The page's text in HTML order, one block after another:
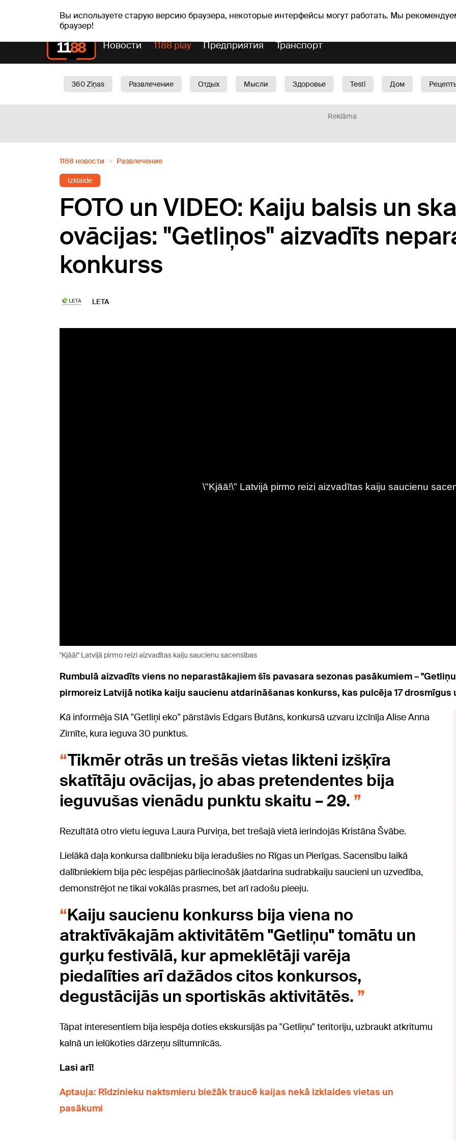
Вы используете старую версию браузера, некоторые интерфейсы могут работать. Мы
браузер!
чт, 06.08.2026. +24°C Aisma, Askolds Прогноз погоды Гороскопы
Новости 1188 play Предприятия Транспорт
360 Ziņas Развлечение Отдых Мысли Здоровье Testi Дом
Reklāma
1188 новости Развлечение
Izklaide
FOTO un VIDEO: Kaiju balsis un
ovācijas: "Getliņos" aizvadīts
konkurss
LETA
"Kjāā!" Latvijā pirmo reizi aizvadītas kaiju saucienu sacensības
Rumbulā aizvadīts viens no neparastākajiem šīs pavasara sezonas pasākumiem –
pirmoreiz Latvijā notika kaiju saucienu atdarināšanas konkurss, kas pulcēja 17
Kā informēja SIA "Getliņi eko" pārstāvis Edgars Butāns, konkursā uzvaru izcīnīja Alise Anna
Zirnīte, kura ieguva 30 punktus.
Tikmēr otrās un trešās vietas likteni izšķīra
skatītāju ovācijas, jo abas pretendentes bija
ieguvušas vienādu punktu skaitu – 29.
Rezultātā otro vietu ieguva Laura Purviņa, bet trešajā vietā ierindojās Kristāna Švābe.
Lielākā daļa konkursa dalībnieku bija ieradušies no Rīgas un Pierīgas. Sacensību laikā
dalībniekiem bija pēc iespējas pārliecinošāk jāatdarina sudrabkaiju saucieni un uzvedība,
demonstrējot ne tikai vokālās prasmes, bet arī radošu pieeju.
Kaiju saucienu konkurss bija viena no
atraktīvākajām aktivitātēm "Getliņu" tomātu un
gurķu festivālā, kur apmeklētāji varēja
piedalīties arī dažādos citos konkursos,
degustācijās un sportiskās aktivitātēs.
Tāpat interesentiem bija iespēja doties ekskursijās pa "Getliņu" teritoriju, uzbraukt atkritumu
kalnā un ielūkoties dārzeņu siltumnīcās.
Lasi arī!
Aptauja: Rīdzinieku naktsmieru biežāk traucē kaijas nekā izklaides vietas un
pasākumi